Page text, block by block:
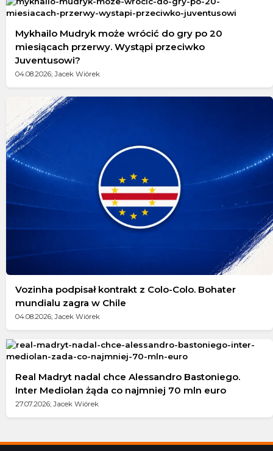
Mykhailo Mudryk może wrócić do gry po 20
miesiącach przerwy. Wystąpi przeciwko
Juventusowi?
04.08.2026; Jacek Wiórek
Vozinha podpisał kontrakt z Colo-Colo. Bohater
mundialu zagra w Chile
04.08.2026; Jacek Wiórek
Real Madryt nadal chce Alessandro Bastoniego.
Inter Mediolan żąda co najmniej 70 mln euro
27.07.2026; Jacek Wiórek